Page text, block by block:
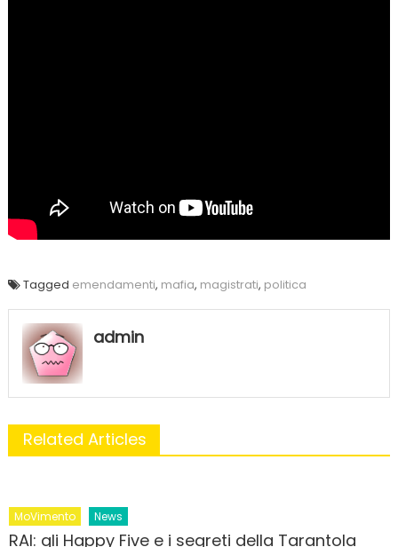
Tagged emendamenti, mafia, magistrati, politica
admin
Related Articles
MoVimento News
RAI: gli Happy Five e i segreti della Tarantola